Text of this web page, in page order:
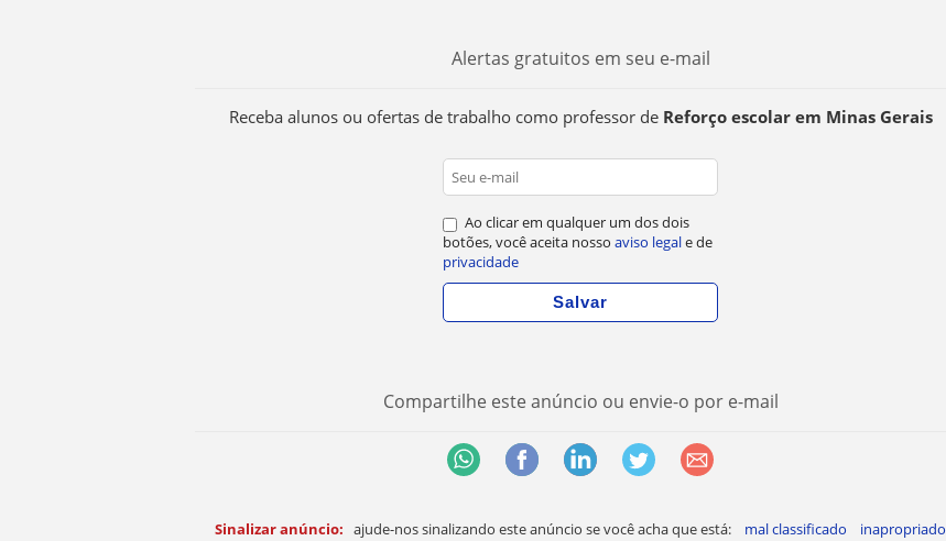
Alertas gratuitos em seu e-mail
Receba alunos ou ofertas de trabalho como professor de Reforço escolar em Minas Gerais
Ao clicar em qualquer um dos dois
botões, você aceita nosso aviso legale de
privacidade
Compartilhe este anúncio ou envie-o por e-mail
Sinalizar anúncio: ajude-nos sinalizando este anúncio se você acha que está: mal classificado inapropriado